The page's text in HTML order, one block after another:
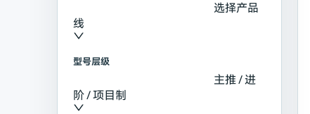
选择产品
线
型号层级
主推 / 进
阶 / 项目制